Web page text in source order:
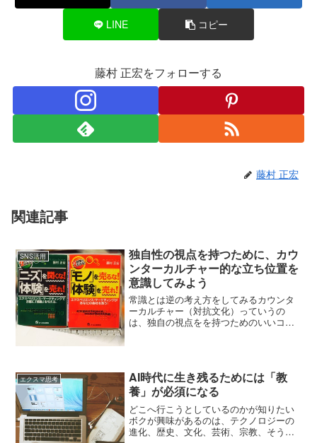
LINE コピー
藤村 正宏をフォローする
藤村 正宏
関連記事
SNS活用
独自性の視点を持つために、カウ
ンターカルチャー的な立ち位置を
意識してみよう
常識とは逆の考え方をしてみるカウンタ
ーカルチャー（対抗文化）っていうの
は、独自の視点をを持つためのいいコン
エクスマ思考
AI時代に生き残るためには「教
養」が必須になる
どこへ行こうとしているのかが知りたい
ボクが興味があるのは、テクノロジーの
進化、歴史、文化、芸術、宗教、そうい